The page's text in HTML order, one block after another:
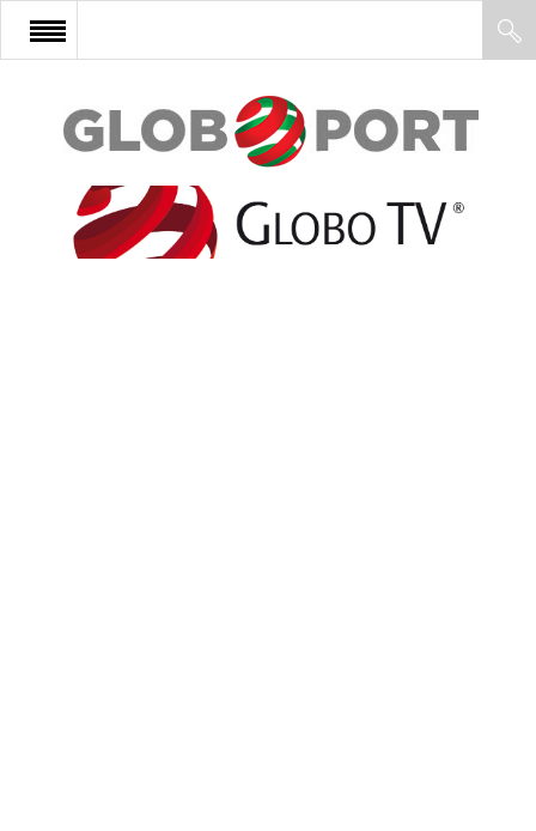
FŐOLDAL
AFRIKA